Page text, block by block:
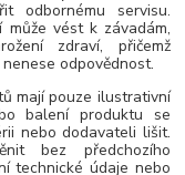
odbornému servisu.
vést k závadám,
zdraví, přičemž
odpovědnost.
mají pouze ilustrativní
balení produktu se
nebo dodavateli lišit.
bez předchozího
technické údaje nebo